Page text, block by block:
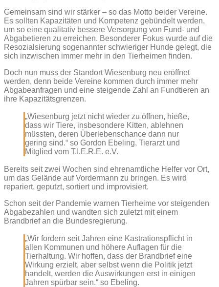
Gemeinsam sind wir stärker – so das Motto beider Vereine.
Es sollten Kapazitäten und Kompetenz gebündelt werden,
um so eine qualitativ bessere Versorgung von Fund- und
Abgabetieren zu erreichen. Besonderer Fokus wurde auf die
Resozialsierung sogenannter schwieriger Hunde gelegt, die
sich inzwischen immer mehr in den Tierheimen finden.
Doch nun muss der Standort Wiesenburg neu eröffnet
werden, denn beide Vereine kommen durch immer mehr
Abgabeanfragen und eine steigende Zahl an Fundtieren an
ihre Kapazitätsgrenzen.
„Wiesenburg jetzt nicht wieder zu öffnen, hieße,
dass wir Tiere, insbesondere Kitten, ablehnen
müssten, deren Überlebenschance dann nur
gering sind.“ so Gordon Ebeling, Tierarzt und
Mitglied vom T.I.E.R.E. e.V.
Bereits seit zwei Wochen sind ehrenamtliche Helfer vor Ort,
um das Gelände auf Vordermann zu bringen. Es wird
repariert, geputzt, sortiert und improvisiert.
Schon seit der Pandemie warnen Tierheime vor steigenden
Abgabezahlen und wandten sich zuletzt mit einem
Brandbrief an die Bundesregierung.
„Wir fordern seit Jahren eine Kastrationspflicht in
allen Kommunen und höhere Auflagen für die
Tierhaltung. Wir hoffen, dass der Brandbrief eine
Wirkung erzielt, aber selbst wenn die Politik jetzt
handelt, werden die Auswirkungen erst in einigen
Jahren spürbar sein.“ so Ebeling.